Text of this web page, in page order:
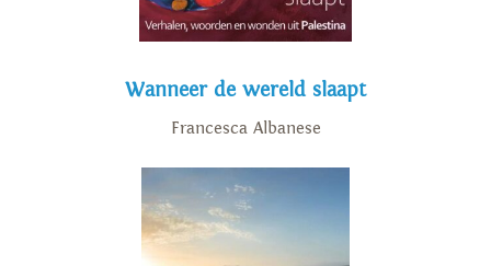
Wanneer de wereld slaapt
Francesca Albanese